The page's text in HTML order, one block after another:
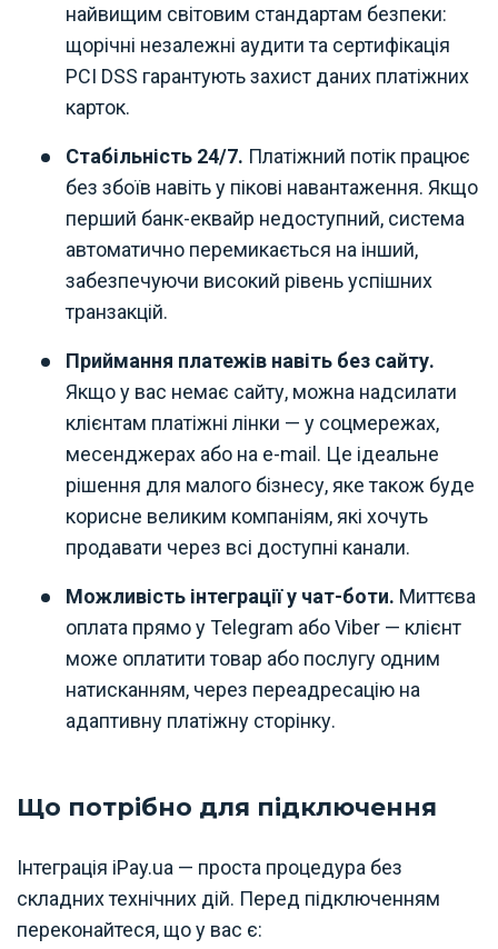
найвищим світовим стандартам безпеки:
щорічні незалежні аудити та сертифікація
PCI DSS гарантують захист даних платіжних
карток.
Стабільність 24/7. Платіжний потік працює
без збоїв навіть у пікові навантаження. Якщо
перший банк-еквайр недоступний, система
автоматично перемикається на інший,
забезпечуючи високий рівень успішних
транзакцій.
Приймання платежів навіть без сайту.
Якщо у вас немає сайту, можна надсилати
клієнтам платіжні лінки — у соцмережах,
месенджерах або на e-mail. Це ідеальне
рішення для малого бізнесу, яке також буде
корисне великим компаніям, які хочуть
продавати через всі доступні канали.
Можливість інтеграції у чат-боти. Миттєва
оплата прямо у Telegram або Viber — клієнт
може оплатити товар або послугу одним
натисканням, через переадресацію на
адаптивну платіжну сторінку.
Що потрібно для підключення
Інтеграція iPay.ua — проста процедура без
складних технічних дій. Перед підключенням
переконайтеся, що у вас є: